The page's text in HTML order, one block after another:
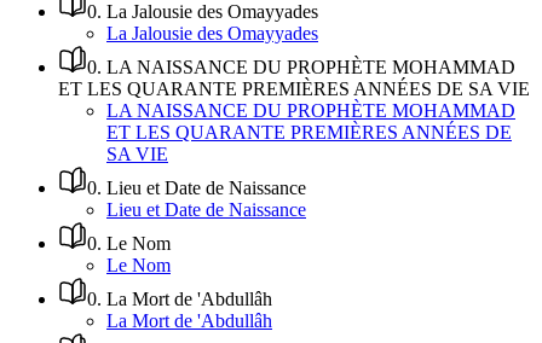
0. La Jalousie des Omayyades
La Jalousie des Omayyades
0. LA NAISSANCE DU PROPHÈTE MOHAMMAD
ET LES QUARANTE PREMIÈRES ANNÉES DE SA VIE
LA NAISSANCE DU PROPHÈTE MOHAMMAD
ET LES QUARANTE PREMIÈRES ANNÉES DE
SA VIE
0. Lieu et Date de Naissance
Lieu et Date de Naissance
0. Le Nom
Le Nom
0. La Mort de 'Abdullâh
La Mort de 'Abdullâh